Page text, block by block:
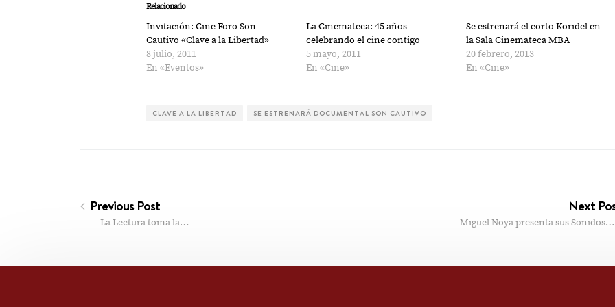
(Se
abre
en
una
ventana
nueva)
en
una
ventana
nueva)
Relacionado
Invitación: Cine Foro Son
Cautivo «Clave a la Libertad»
8 julio, 2011
En «Eventos»
La Cinemateca: 45 años
celebrando el cine contigo
5 mayo, 2011
En «Cine»
Se estrenará el corto Koridel en
la Sala Cinemateca MBA
20 febrero, 2013
En «Cine»
CLAVE A LA LIBERTAD SE ESTRENARÁ DOCUMENTAL SON CAUTIVO
Previous Post
La Lectura toma la…
Next
Miguel Noya presenta sus Sonidos…